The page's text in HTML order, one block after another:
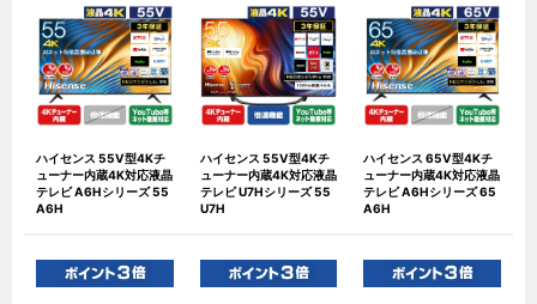
ハイセンス 55V型4Kチ
ューナー内蔵4K対応液晶
テレビ A6Hシリーズ 55
A6H
ハイセンス 55V型4Kチ
ューナー内蔵4K対応液晶
テレビ U7Hシリーズ 55
U7H
ハイセンス 65V型4Kチ
ューナー内蔵4K対応液晶
テレビ A6Hシリーズ 65
A6H